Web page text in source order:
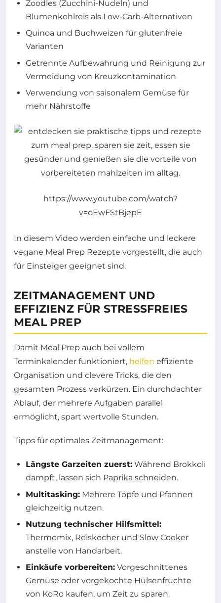
Zoodles (Zucchini-Nudeln) und
Blumenkohlreis als Low-Carb-Alternativen
Quinoa und Buchweizen für glutenfreie
Varianten
Getrennte Aufbewahrung und Reinigung zur
Vermeidung von Kreuzkontamination
Verwendung von saisonalem Gemüse für
mehr Nährstoffe
https://www.youtube.com/watch?
v=oEwFStBjepE
In diesem Video werden einfache und leckere
vegane Meal Prep Rezepte vorgestellt, die auch
für Einsteiger geeignet sind.
ZEITMANAGEMENT UND
EFFIZIENZ FÜR STRESSFREIES
MEAL PREP
Damit Meal Prep auch bei vollem
Terminkalender funktioniert, helfen effiziente
Organisation und clevere Tricks, die den
gesamten Prozess verkürzen. Ein durchdachter
Ablauf, der mehrere Aufgaben parallel
ermöglicht, spart wertvolle Stunden.
Tipps für optimales Zeitmanagement:
Längste Garzeiten zuerst: Während Brokkoli
dampft, lassen sich Paprika schneiden.
Multitasking: Mehrere Töpfe und Pfannen
gleichzeitig nutzen.
Nutzung technischer Hilfsmittel:
Thermomix, Reiskocher und Slow Cooker
anstelle von Handarbeit.
Einkäufe vorbereiten: Vorgeschnittenes
Gemüse oder vorgekochte Hülsenfrüchte
von KoRo kaufen, um Zeit zu sparen.